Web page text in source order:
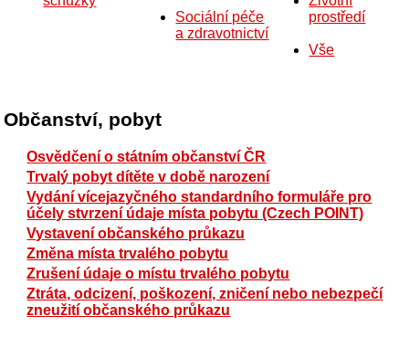
Sociální péče
a zdravotnictví
prostředí
Vše
Občanství, pobyt
Osvědčení o státním občanství ČR
Trvalý pobyt dítěte v době narození
Vydání vícejazyčného standardního formuláře pro
účely stvrzení údaje místa pobytu (Czech POINT)
Vystavení občanského průkazu
Změna místa trvalého pobytu
Zrušení údaje o místu trvalého pobytu
Ztráta, odcizení, poškození, zničení nebo nebezpečí
zneužití občanského průkazu